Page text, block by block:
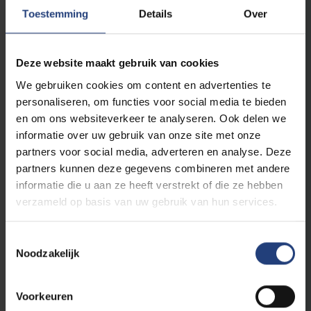
Toestemming Details Over
Deze website maakt gebruik van cookies
We gebruiken cookies om content en advertenties te
personaliseren, om functies voor social media te bieden
en om ons websiteverkeer te analyseren. Ook delen we
informatie over uw gebruik van onze site met onze
partners voor social media, adverteren en analyse. Deze
partners kunnen deze gegevens combineren met andere
informatie die u aan ze heeft verstrekt of die ze hebben
verzameld op basis van uw gebruik van hun services.
Noodzakelijk
Voorkeuren
Strengere leefloonregels treffen Brusselse
Lees meer